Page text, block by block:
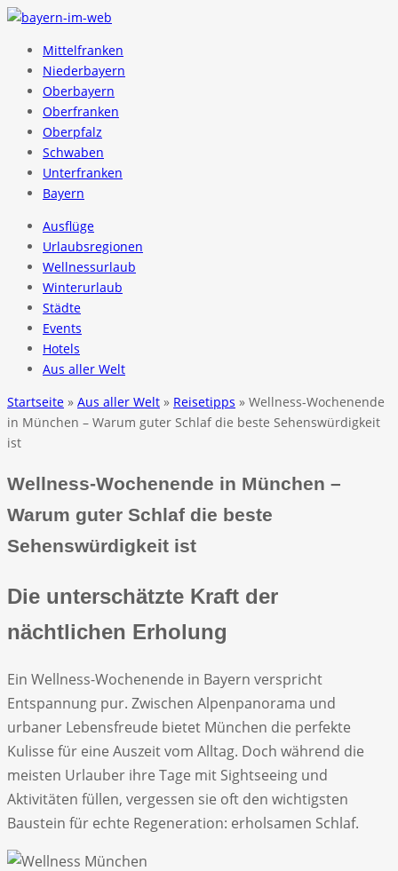
Mittelfranken
Niederbayern
Oberbayern
Oberfranken
Oberpfalz
Schwaben
Unterfranken
Bayern
Ausflüge
Urlaubsregionen
Wellnessurlaub
Winterurlaub
Städte
Events
Hotels
Aus aller Welt
Startseite » Aus aller Welt » Reisetipps » Wellness-Wochenende
in München – Warum guter Schlaf die beste Sehenswürdigkeit
ist
Wellness-Wochenende in München –
Warum guter Schlaf die beste
Sehenswürdigkeit ist
Die unterschätzte Kraft der
nächtlichen Erholung
Ein Wellness-Wochenende in Bayern verspricht
Entspannung pur. Zwischen Alpenpanorama und
urbaner Lebensfreude bietet München die perfekte
Kulisse für eine Auszeit vom Alltag. Doch während die
meisten Urlauber ihre Tage mit Sightseeing und
Aktivitäten füllen, vergessen sie oft den wichtigsten
Baustein für echte Regeneration: erholsamen Schlaf.